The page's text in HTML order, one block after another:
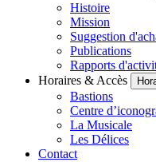
Histoire
Mission
Suggestion
Publications
Rapports
Horaires & Accès
Bastions
Centre
La Musicale
Les Délices
Contact